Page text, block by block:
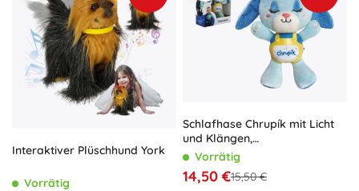
Interaktiver Plüschhund York
Vorrätig
Schlafhase Chrupík mit Licht
und Klängen,
batteriebetrieben, für Kinder
ab 6 Monaten
Vorrätig
14,50 €15,50 €